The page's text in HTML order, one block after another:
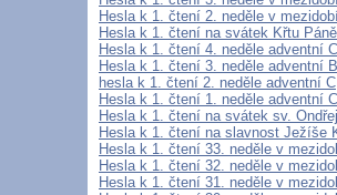
Hesla k 1. čtení 2. neděle v
Hesla k 1. čtení na svátek Křtu
Hesla k 1. čtení 4. neděle adventní C
Hesla k 1. čtení 3. neděle adventní B
hesla k 1. čtení 2. neděle adventní C
Hesla k 1. čtení 1. neděle adventní C
Hesla k 1. čtení na svátek sv.
Hesla k 1. čtení na slavnost Ježíše
Hesla k 1. čtení 33. neděle v
Hesla k 1. čtení 32. neděle v
Hesla k 1. čtení 31. neděle v